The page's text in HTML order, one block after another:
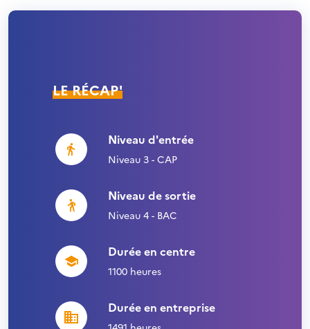
LE RÉCAP'
Niveau d'entrée
Niveau 3 - CAP
Niveau de sortie
Niveau 4 - BAC
Durée en centre
1100 heures
Durée en entreprise